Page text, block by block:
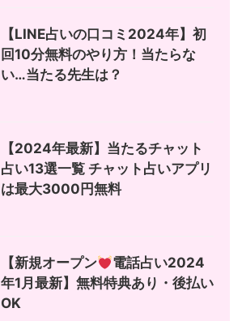
【LINE占いの口コミ2024年】初
回10分無料のやり方！当たらな
い…当たる先生は？
【2024年最新】当たるチャット
占い13選一覧 チャット占いアプリ
は最大3000円無料
【新規オープン
電話占い2024
年1月最新】無料特典あり・後払い
OK